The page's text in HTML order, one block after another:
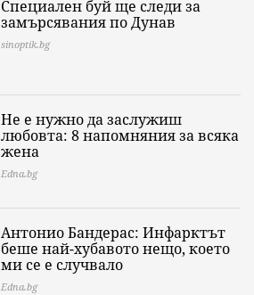
Специален буй ще следи за
замърсявания по Дунав
sinoptik.bg
Не е нужно да заслужиш
любовта: 8 напомняния за всяка
жена
Edna.bg
Антонио Бандерас: Инфарктът
беше най-хубавото нещо, което
ми се е случвало
Edna.bg